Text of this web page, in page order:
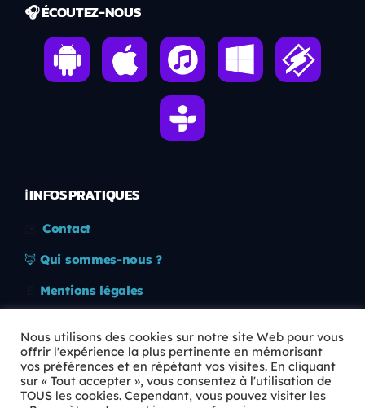
🎧 ÉCOUTEZ-NOUS
ℹ️ INFOS PRATIQUES
Contact
🦊 Qui sommes-nous ?
Mentions légales
🛡️ RGPD
Copyright © 2026 Animkids. Tous droits réservés.
Nous utilisons des cookies sur notre site Web pour vous
offrir l'expérience la plus pertinente en mémorisant
vos préférences et en répétant vos visites. En cliquant
sur « Tout accepter », vous consentez à l'utilisation de
TOUS les cookies. Cependant, vous pouvez visiter les